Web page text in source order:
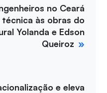
no Ceará
técnica às obras do
Yolanda e Edson
Queiroz
e eleva